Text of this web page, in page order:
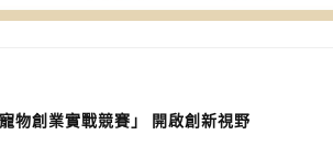
物創業實戰競賽」 開啟創新視野